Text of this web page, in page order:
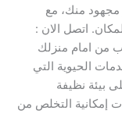
منك، مع
اتصل الان :
من امام منزلك
الحيوية التي
نظيفة
إمكانية التخلص من